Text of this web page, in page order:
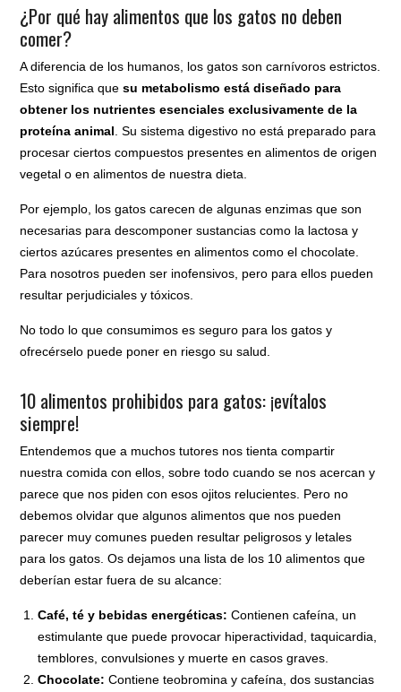
¿Por qué hay alimentos que los gatos no deben
comer?
A diferencia de los humanos, los gatos son carnívoros estrictos.
Esto significa quesu metabolismo está diseñado para
obtener los nutrientes esenciales exclusivamente de la
proteína animal . Su sistema digestivo no está preparado para
procesar ciertos compuestos presentes en alimentos de origen
vegetal o en alimentos de nuestra dieta.
Por ejemplo, los gatos carecen de algunas enzimas que son
necesarias para descomponer sustancias como la lactosa y
ciertos azúcares presentes en alimentos como el chocolate.
Para nosotros pueden ser inofensivos, pero para ellos pueden
resultar perjudiciales y tóxicos.
No todo lo que consumimos es seguro para los gatos y
ofrecérselo puede poner en riesgo su salud.
10 alimentos prohibidos para gatos: ¡evítalos
siempre!
Entendemos que a muchos tutores nos tienta compartir
nuestra comida con ellos, sobre todo cuando se nos acercan y
parece que nos piden con esos ojitos relucientes. Pero no
debemos olvidar que algunos alimentos que nos pueden
parecer muy comunes pueden resultar peligrosos y letales
para los gatos. Os dejamos una lista de los 10 alimentos que
deberían estar fuera de su alcance:
Café, té y bebidas energéticas: Contienen cafeína, un
estimulante que puede provocar hiperactividad, taquicardia,
temblores, convulsiones y muerte en casos graves.
Chocolate: Contiene teobromina y cafeína, dos sustancias